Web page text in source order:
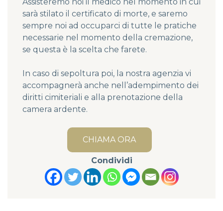
Assisteremo noi il medico nel momento in cui
sarà stilato il certificato di morte, e saremo
sempre noi ad occuparci di tutte le pratiche
necessarie nel momento della cremazione,
se questa è la scelta che farete.
In caso di sepoltura poi, la nostra agenzia vi
accompagnerà anche nell’adempimento dei
diritti cimiteriali e alla prenotazione della
camera ardente.
CHIAMA ORA
Condividi